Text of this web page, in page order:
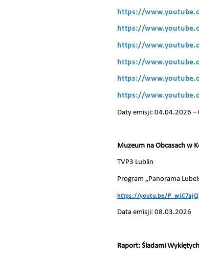
https://
https://
https://
https://
https://
https://
Daty emisji: 04.04.2026
Muzeum na Obcasach w
TVP3 Lublin
Program „Panorama
https://youtu.be/
Data emisji: 08.03.2026
Raport: Śladami Wyklętych